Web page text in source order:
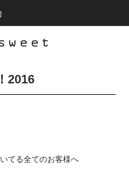
2016
てる全てのお客様へ